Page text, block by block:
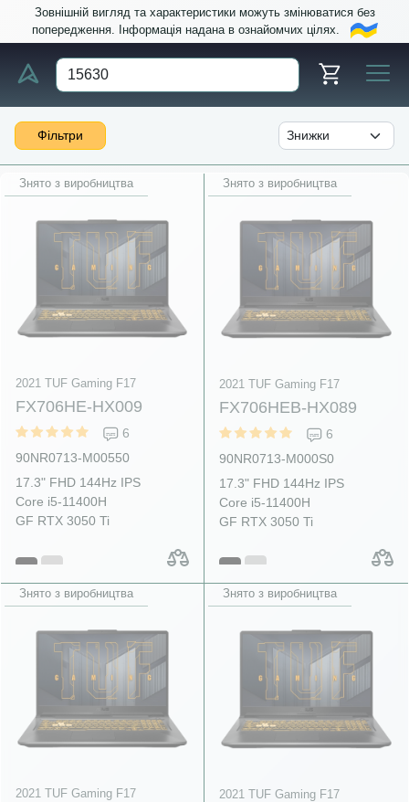
Зовнішній вигляд та характеристики можуть змінюватися без
попередження. Інформація надана в ознайомчих цілях.
Фільтри
Знято з виробництва
2021 TUF Gaming F17
FX706HE-HX009
6
90NR0713-M00550
17.3" FHD 144Hz IPS
Core i5-11400H
GF RTX 3050 Ti
Знято з виробництва
2021 TUF Gaming F17
FX706HEB-HX089
6
90NR0713-M000S0
17.3" FHD 144Hz IPS
Core i5-11400H
GF RTX 3050 Ti
Знято з виробництва
2021 TUF Gaming F17
Знято з виробництва
2021 TUF Gaming F17